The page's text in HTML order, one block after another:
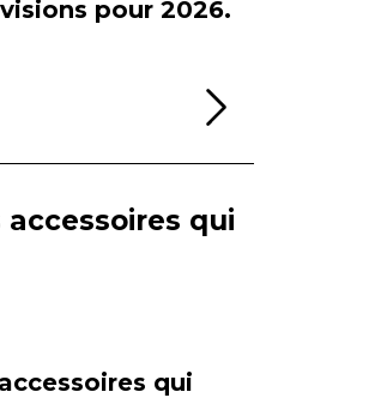
pour 2026.
qui
qui